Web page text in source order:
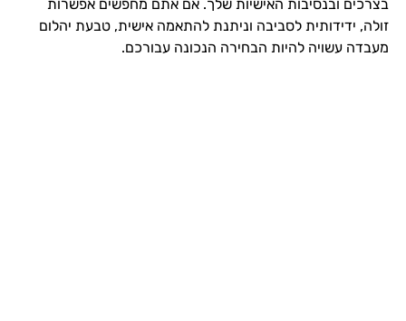
בצרכים ובנסיבות האישיות שלך. אם אתם מחפשים אפשרות
זולה, ידידותית לסביבה וניתנת להתאמה אישית, טבעת יהלום
מעבדה עשויה להיות הבחירה הנכונה עבורכם.